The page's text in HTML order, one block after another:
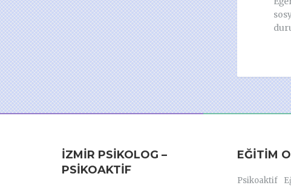
İZMIR PSIKOLOG –
PSIKOAKTIF
EĞITIM
Psikoaktif